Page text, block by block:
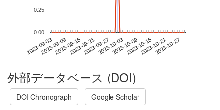
2023-09-032023-09-092023-09-152023-09-212023-09-272023-10-032023-10-092023-10-152023-10-212023-10-27
0.00
0.25
外部データベース (DOI)
DOI Chronograph Google Scholar